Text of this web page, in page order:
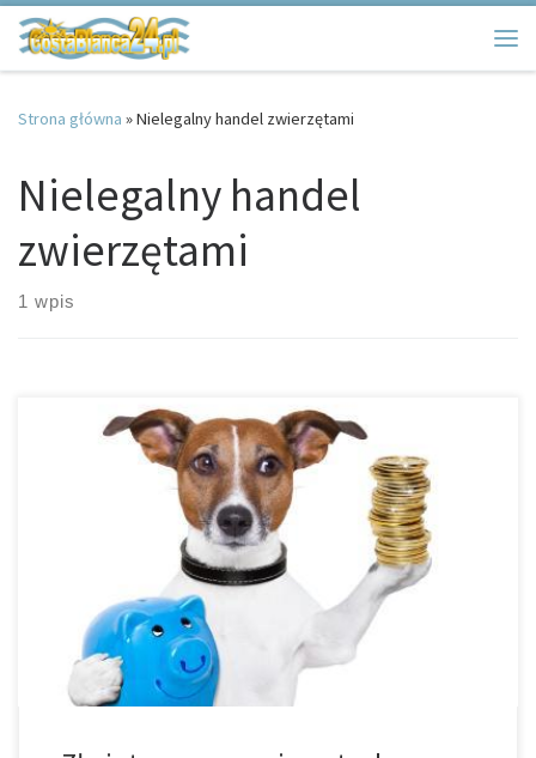
Przejdź do treści
Strona główna »Nielegalny handel zwierzętami
Nielegalny handel
zwierzętami
1 wpis
Kongres w Alicante – Nielegalny handel dzikimi zwierzętami oraz
szczeniakami psów kwitnie na całego. Chodzi tu głownie o psy do
walk, które są na dopingu, nieszczepione szczeniaki oraz
zwierzęta egzotyczne. […]